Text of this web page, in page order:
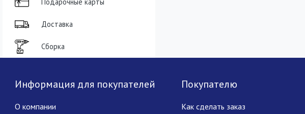
Доставка
Сборка
Информация для покупателей
О компании
Покупателю
Как сделать заказ